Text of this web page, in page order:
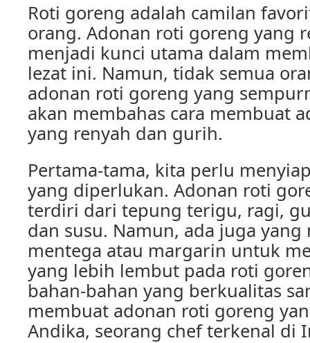
Roti goreng adalah camilan
orang. Adonan roti goreng yang
menjadi kunci utama dalam
lezat ini. Namun, tidak semua
adonan roti goreng yang
akan membahas cara membuat
yang renyah dan gurih.
Pertama-tama, kita perlu
yang diperlukan. Adonan roti
terdiri dari tepung terigu, ragi,
dan susu. Namun, ada juga
mentega atau margarin untuk
yang lebih lembut pada roti
bahan-bahan yang berkualitas
membuat adonan roti goreng
Andika, seorang chef terkenal di